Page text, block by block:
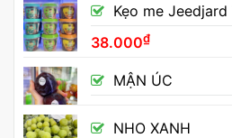
Kẹo me Jeedjard
38.000₫
MẬN ÚC
NHO XANH